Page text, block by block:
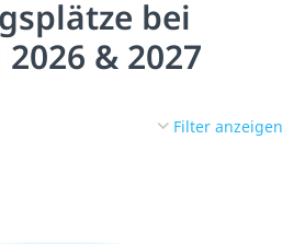
bei
& 2027
Filter anzeigen